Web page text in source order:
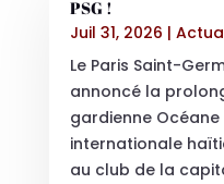
PSG !
Juil 31, 2026 |
Le Paris Saint-
annoncé la
gardienne Océane
internationale
au club de la